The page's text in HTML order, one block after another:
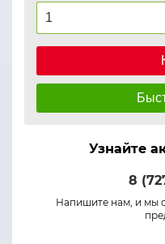
Узнайте
8
Напишите нам, и мы